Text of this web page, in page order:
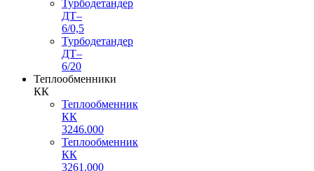
Турбодетандер
ДТ–
6/0,5
Турбодетандер
ДТ–
6/20
Теплообменники
КК
Теплообменник
КК
3246.000
Теплообменник
КК
3261.000